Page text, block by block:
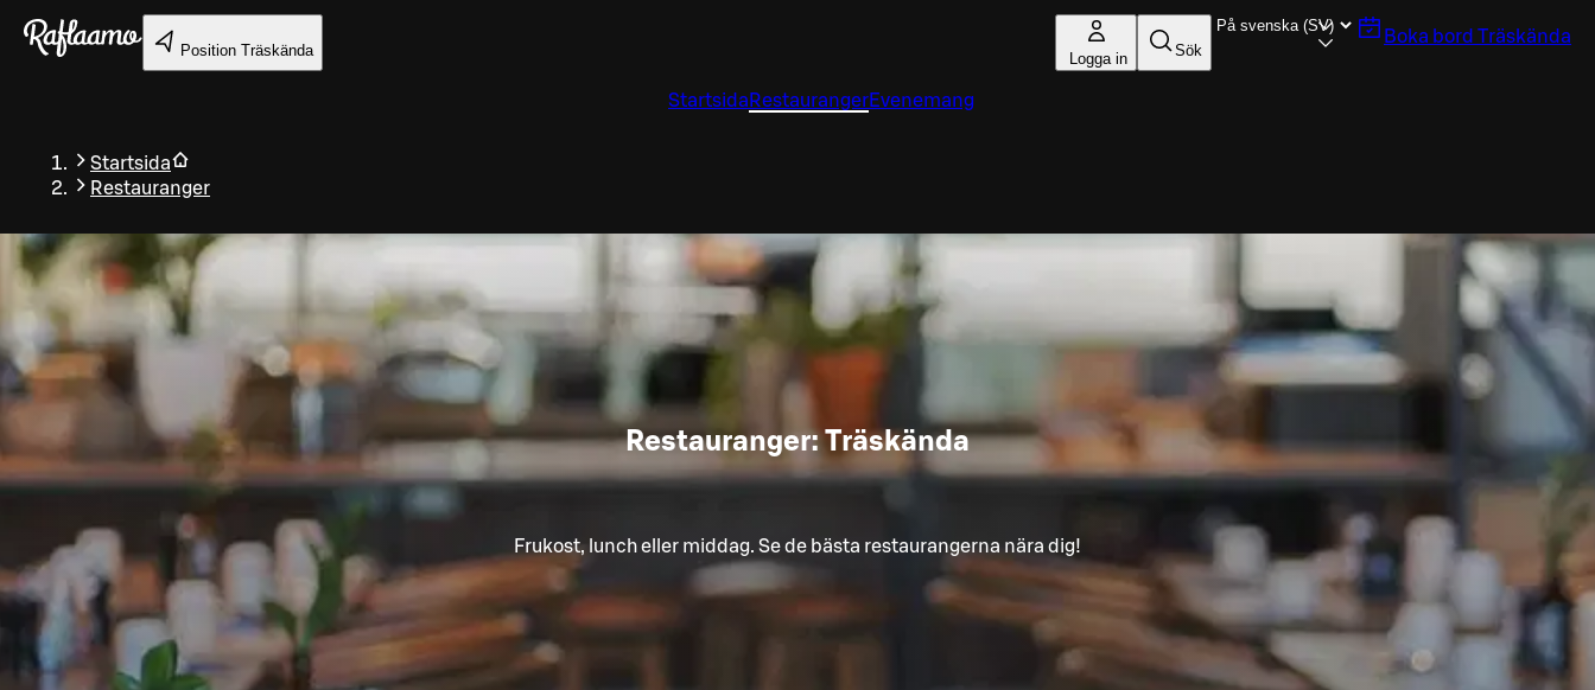
Gå till huvudinnehållet
Position Träskända Logga in Sök
Boka bord Träskända
Startsida RestaurangerEvenemang
Startsida
Restauranger
Restauranger: Träskända
Frukost, lunch eller middag. Se de bästa restaurangerna nära dig!